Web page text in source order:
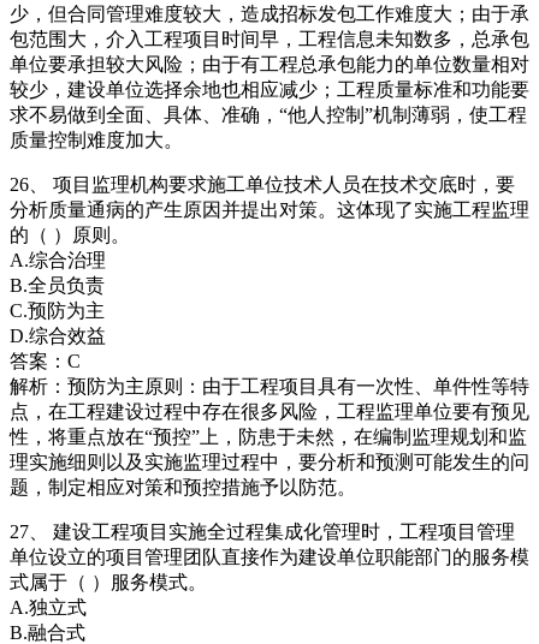
少，但合同管理难度较大，造成招标发包工作难度大；由于承
包范围大，介入工程项目时间早，工程信息未知数多，总承包
单位要承担较大风险；由于有工程总承包能力的单位数量相对
较少，建设单位选择余地也相应减少；工程质量标准和功能要
求不易做到全面、具体、准确，“他人控制”机制薄弱，使工程
质量控制难度加大。
26、 项目监理机构要求施工单位技术人员在技术交底时，要
分析质量通病的产生原因并提出对策。这体现了实施工程监理
的（ ）原则。
A.综合治理
B.全员负责
C.预防为主
D.综合效益
答案：C
解析：预防为主原则：由于工程项目具有一次性、单件性等特
点，在工程建设过程中存在很多风险，工程监理单位要有预见
性，将重点放在“预控”上，防患于未然，在编制监理规划和监
理实施细则以及实施监理过程中，要分析和预测可能发生的问
题，制定相应对策和预控措施予以防范。
27、 建设工程项目实施全过程集成化管理时，工程项目管理
单位设立的项目管理团队直接作为建设单位职能部门的服务模
式属于（ ）服务模式。
A.独立式
B.融合式